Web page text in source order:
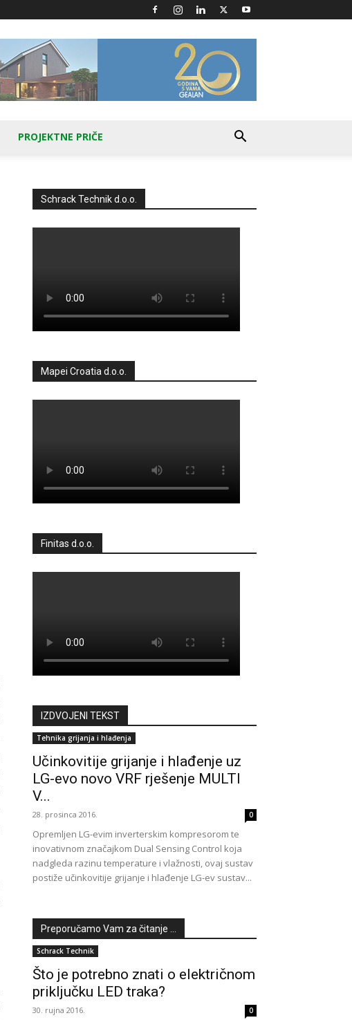
PROJEKTNE PRIČE
Schrack Technik d.o.o.
Mapei Croatia d.o.o.
Finitas d.o.o.
IZDVOJENI TEKST
Tehnika grijanja i hlađenja
Učinkovitije grijanje i hlađenje uz
LG-evo novo VRF rješenje MULTI
V...
28. prosinca 2016. 0
Opremljen LG-evim inverterskim kompresorom te
inovativnom značajkom Dual Sensing Control koja
nadgleda razinu temperature i vlažnosti, ovaj sustav
postiže učinkovitije grijanje i hlađenje LG-ev sustav...
Preporučamo Vam za čitanje ...
Schrack Technik
Što je potrebno znati o električnom
priključku LED traka?
30. rujna 2016. 0